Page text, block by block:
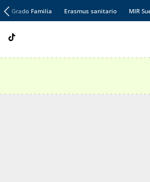
Grado Familia Erasmus sanitario MIR